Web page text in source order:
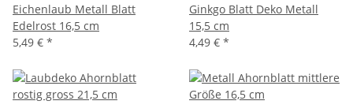
Eichenlaub Metall Blatt
Edelrost 16,5 cm
5,49 € *
Ginkgo Blatt Deko Metall
15,5 cm
4,49 € *